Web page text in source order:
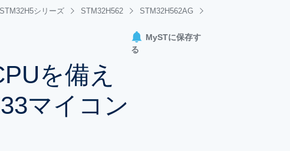
STM32H5シリーズ STM32H562 STM32H562AG
を備え
マイコン
MySTに保存す
る